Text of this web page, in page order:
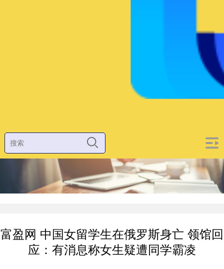
富盈网 中国女留学生在俄罗斯身亡 领馆回
应：有消息称女生疑遭同学霸凌